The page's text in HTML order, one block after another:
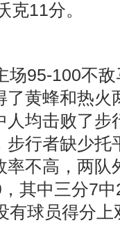
克11分。
场95-100不
了黄蜂和热火
人均击败了步
步行者缺少托
率不高，两队
其中三分7
有球员得分